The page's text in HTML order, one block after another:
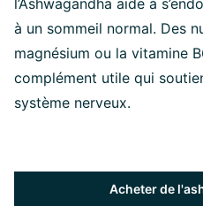
à un sommeil normal. Des
magnésium ou la vitamine
complément utile qui
système nerveux.
Acheter de